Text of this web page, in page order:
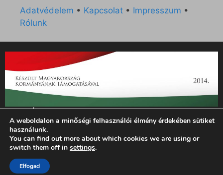
Adatvédelem • Kapcsolat • Impresszum •
Rólunk
„Az Új Ember katolikus hetilap 2014. évi működésének
támogatását az EGYH-KCP-14-P-0121 sz. támogatási
szerződés keretében 3 000 000 Ft összegben támogatta az
Emberi Erőforrások Minisztériuma.”
© 2026 Magyar Kurír - Új Ember
A weboldalon a minőségi felhasználói élmény érdekében sütiket
használunk.
You can find out more about which cookies we are using or
switch them off in settings.
Elfogad